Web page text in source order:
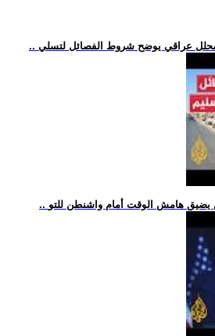
محلل عراقي يوضح شروط الفصائل لتسلي
يضيق هامش الوقت أمام واشنطن للتو